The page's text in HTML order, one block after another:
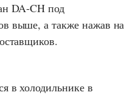
DA-CH под
выше, а также нажав на
в холодильнике в